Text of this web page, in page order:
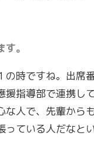
。
の時ですね。出
援指導部で連携し
な人で、先輩から
ている人だなと